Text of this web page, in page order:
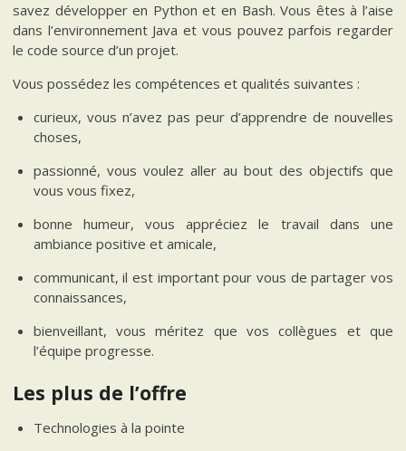
savez développer en Python et en Bash. Vous êtes à l’aise
dans l’environnement Java et vous pouvez parfois regarder
le code source d’un projet.
Vous possédez les compétences et qualités suivantes :
curieux, vous n’avez pas peur d’apprendre de nouvelles
choses,
passionné, vous voulez aller au bout des objectifs que
vous vous fixez,
bonne humeur, vous appréciez le travail dans une
ambiance positive et amicale,
communicant, il est important pour vous de partager vos
connaissances,
bienveillant, vous méritez que vos collègues et que
l’équipe progresse.
Les plus de l’offre
Technologies à la pointe